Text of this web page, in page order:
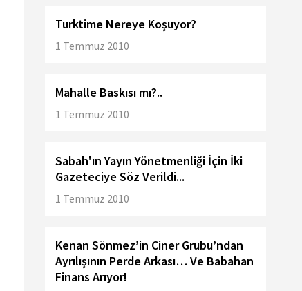
Turktime Nereye Koşuyor?
1 Temmuz 2010
Mahalle Baskısı mı?..
1 Temmuz 2010
Sabah'ın Yayın Yönetmenliği İçin İki
Gazeteciye Söz Verildi...
1 Temmuz 2010
Kenan Sönmez’in Ciner Grubu’ndan
Ayrılışının Perde Arkası… Ve Babahan
Finans Arıyor!